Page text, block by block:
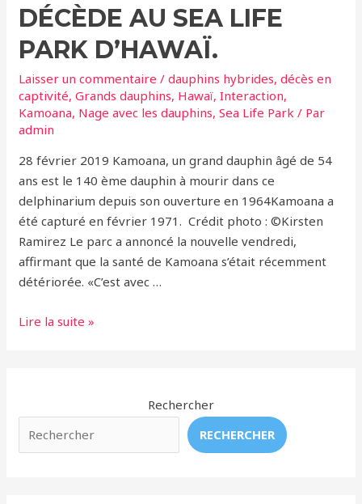
DÉCÈDE AU SEA LIFE
PARK D’HAWAÏ.
Laisser un commentaire /dauphins hybrides,décès en
captivité,Grands dauphins, Hawaï,Interaction,
Kamoana, Nage avec les dauphins,Sea Life Park / Par
admin
28 février 2019 Kamoana, un grand dauphin âgé de 54
ans est le 140 ème dauphin à mourir dans ce
delphinarium depuis son ouverture en 1964Kamoana a
été capturé en février 1971. Crédit photo : ©Kirsten
Ramirez Le parc a annoncé la nouvelle vendredi,
affirmant que la santé de Kamoana s’était récemment
détériorée. «C’est avec …
Un
Sea
Life
Lire la suite »
Rechercher
RECHERCHER